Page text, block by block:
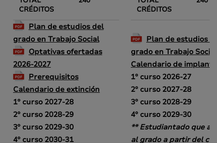
CRÉDITOS
Plan de estudios del
grado en Trabajo Social
Optativas ofertadas
2026-2027
Prerequisitos
Calendario de extinción
1º curso 2027-28
2º curso 2028-29
3º curso 2029-30
4º curso 2030-31
CRÉDITOS
Plan de estudios
grado en Trabajo Social
Calendario de
1º curso 2026-27
2º curso 2027-28
3º curso 2028-29
4º curso 2029-30
** Estudiantado que
al grado a partir del